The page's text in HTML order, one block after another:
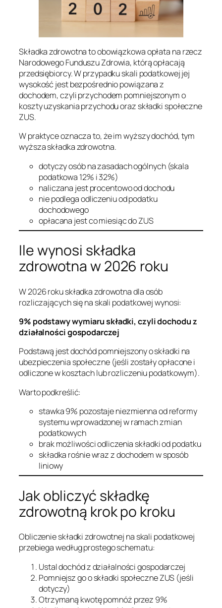
Składka zdrowotna to obowiązkowa opłata na rzecz
Narodowego Funduszu Zdrowia, którą opłacają
przedsiębiorcy. W przypadku skali podatkowej jej
wysokość jest bezpośrednio powiązana z
dochodem, czyli przychodem pomniejszonym o
koszty uzyskania przychodu oraz składki społeczne
ZUS.
W praktyce oznacza to, że im wyższy dochód, tym
wyższa składka zdrowotna.
dotyczy osób na zasadach ogólnych (skala
podatkowa 12% i 32%)
naliczana jest procentowo od dochodu
nie podlega odliczeniu od podatku
dochodowego
opłacana jest co miesiąc do ZUS
Ile wynosi składka
zdrowotna w 2026 roku
W 2026 roku składka zdrowotna dla osób
rozliczających się na skali podatkowej wynosi:
9% podstawy wymiaru składki, czyli dochodu z
działalności gospodarczej
Podstawą jest dochód pomniejszony o składki na
ubezpieczenia społeczne (jeśli zostały opłacone i
odliczone w kosztach lub rozliczeniu podatkowym).
Warto podkreślić:
stawka 9% pozostaje niezmienna od reformy
systemu wprowadzonej w ramach zmian
podatkowych
brak możliwości odliczenia składki od podatku
składka rośnie wraz z dochodem w sposób
liniowy
Jak obliczyć składkę
zdrowotną krok po kroku
Obliczenie składki zdrowotnej na skali podatkowej
przebiega według prostego schematu:
Ustal dochód z działalności gospodarczej
Pomniejsz go o składki społeczne ZUS (jeśli
dotyczy)
Otrzymaną kwotę pomnóż przez 9%